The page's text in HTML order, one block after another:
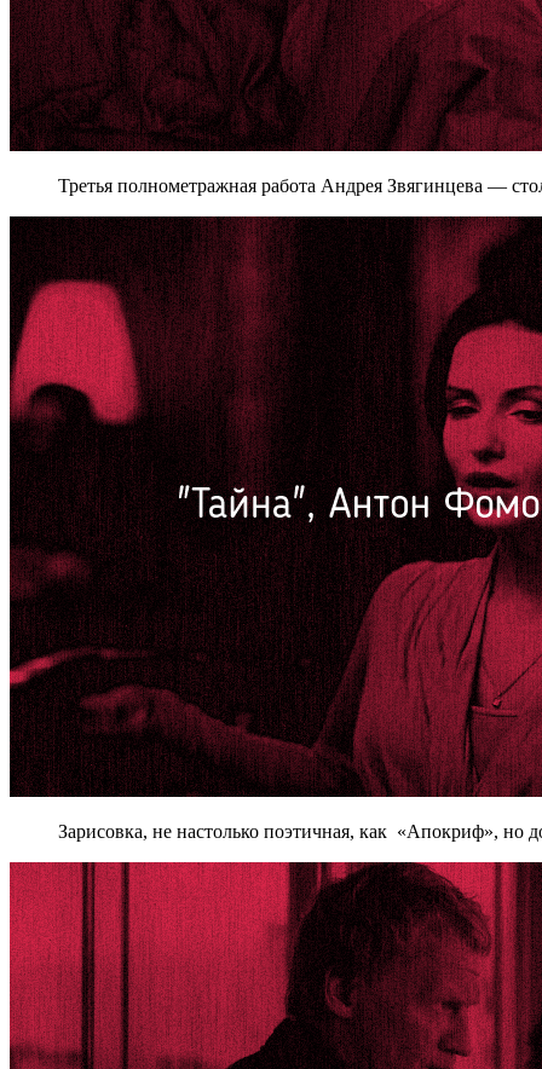
Третья полнометражная работа Андрея Звягинцева —
Зарисовка, не настолько поэтичная, как «Апокриф», но